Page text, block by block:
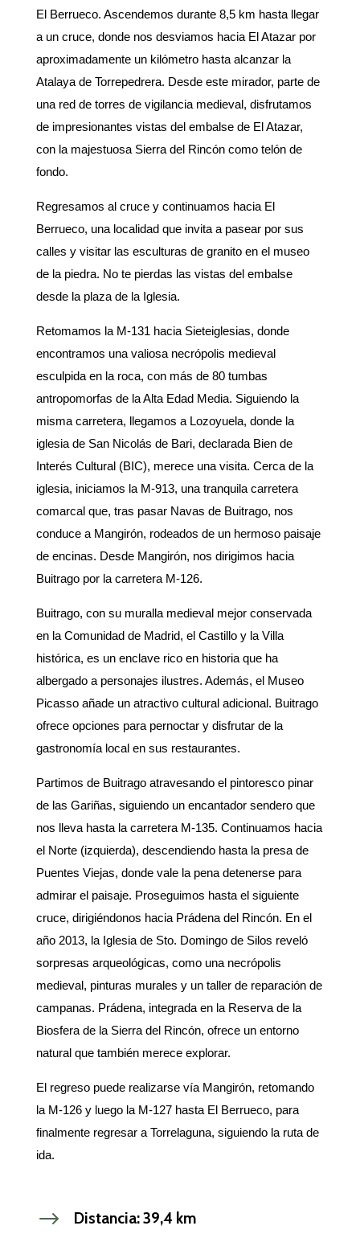
El Berrueco. Ascendemos durante 8,5 km hasta llegar
a un cruce, donde nos desviamos hacia El Atazar por
aproximadamente un kilómetro hasta alcanzar la
Atalaya de Torrepedrera. Desde este mirador, parte de
una red de torres de vigilancia medieval, disfrutamos
de impresionantes vistas del embalse de El Atazar,
con la majestuosa Sierra del Rincón como telón de
fondo.
Regresamos al cruce y continuamos hacia El
Berrueco, una localidad que invita a pasear por sus
calles y visitar las esculturas de granito en el museo
de la piedra. No te pierdas las vistas del embalse
desde la plaza de la Iglesia.
Retomamos la M-131 hacia Sieteiglesias, donde
encontramos una valiosa necrópolis medieval
esculpida en la roca, con más de 80 tumbas
antropomorfas de la Alta Edad Media. Siguiendo la
misma carretera, llegamos a Lozoyuela, donde la
iglesia de San Nicolás de Bari, declarada Bien de
Interés Cultural (BIC), merece una visita. Cerca de la
iglesia, iniciamos la M-913, una tranquila carretera
comarcal que, tras pasar Navas de Buitrago, nos
conduce a Mangirón, rodeados de un hermoso paisaje
de encinas. Desde Mangirón, nos dirigimos hacia
Buitrago por la carretera M-126.
Buitrago, con su muralla medieval mejor conservada
en la Comunidad de Madrid, el Castillo y la Villa
histórica, es un enclave rico en historia que ha
albergado a personajes ilustres. Además, el Museo
Picasso añade un atractivo cultural adicional. Buitrago
ofrece opciones para pernoctar y disfrutar de la
gastronomía local en sus restaurantes.
Partimos de Buitrago atravesando el pintoresco pinar
de las Gariñas, siguiendo un encantador sendero que
nos lleva hasta la carretera M-135. Continuamos hacia
el Norte (izquierda), descendiendo hasta la presa de
Puentes Viejas, donde vale la pena detenerse para
admirar el paisaje. Proseguimos hasta el siguiente
cruce, dirigiéndonos hacia Prádena del Rincón. En el
año 2013, la Iglesia de Sto. Domingo de Silos reveló
sorpresas arqueológicas, como una necrópolis
medieval, pinturas murales y un taller de reparación de
campanas. Prádena, integrada en la Reserva de la
Biosfera de la Sierra del Rincón, ofrece un entorno
natural que también merece explorar.
El regreso puede realizarse vía Mangirón, retomando
la M-126 y luego la M-127 hasta El Berrueco, para
finalmente regresar a Torrelaguna, siguiendo la ruta de
ida.
$ Distancia: 39,4 km